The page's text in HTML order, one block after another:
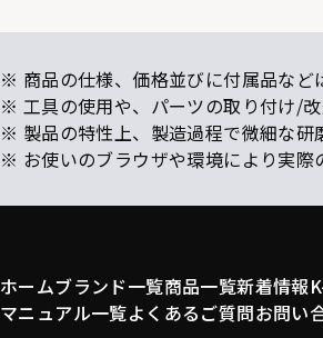
※ 商品の仕様、価格並びに付属品など
※ 工具の使用や、パーツの取り付け/
※ 製品の特性上、製造過程で微細な研
※ お使いのブラウザや環境により実際
ホームブランド一覧商品一覧新着情報
マニュアル一覧よくあるご質問お問い